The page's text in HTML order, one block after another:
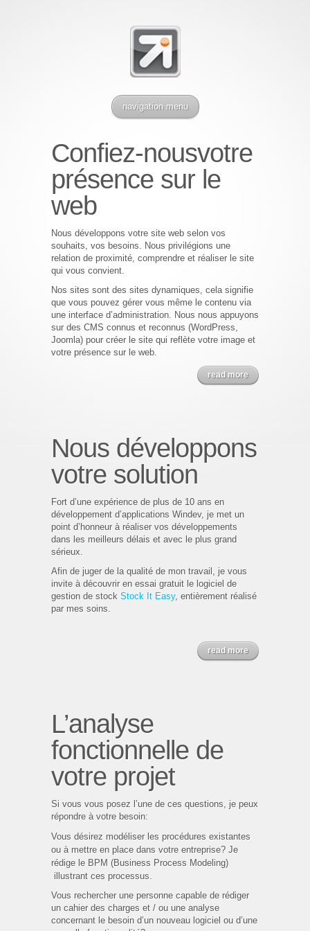
navigation menu
Confiez-nousvotre
présence sur le
web
Nous développons votre site web selon vos
souhaits, vos besoins. Nous privilégions une
relation de proximité, comprendre et réaliser le site
qui vous convient.
Nos sites sont des sites dynamiques, cela signifie
que vous pouvez gérer vous même le contenu via
une interface d’administration. Nous nous appuyons
sur des CMS connus et reconnus (WordPress,
Joomla) pour créer le site qui reflète votre image et
votre présence sur le web.
read more
Nous développons
votre solution
Fort d’une expérience de plus de 10 ans en
développement d’applications Windev, je met un
point d’honneur à réaliser vos développements
dans les meilleurs délais et avec le plus grand
sérieux.
Afin de juger de la qualité de mon travail, je vous
invite à découvrir en essai gratuit le logiciel de
gestion de stock Stock It Easy, entièrement réalisé
par mes soins.
read more
L’analyse
fonctionnelle de
votre projet
Si vous vous posez l’une de ces questions, je peux
répondre à votre besoin:
Vous désirez modéliser les procédures existantes
ou à mettre en place dans votre entreprise? Je
rédige le BPM (Business Process Modeling)
illustrant ces processus.
Vous rechercher une personne capable de rédiger
un cahier des charges et / ou une analyse
concernant le besoin d’un nouveau logiciel ou d’une